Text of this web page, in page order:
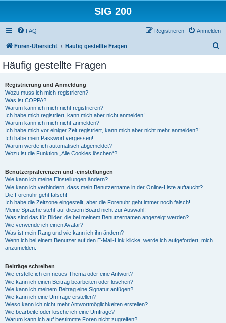
SIG 200
FAQ Anmelden
Registrieren
Foren-Übersicht Häufig gestellte Fragen
Häufig gestellte Fragen
Registrierung und Anmeldung
Wozu muss ich mich registrieren?
Was ist COPPA?
Warum kann ich mich nicht registrieren?
Ich habe mich registriert, kann mich aber nicht anmelden!
Warum kann ich mich nicht anmelden?
Ich habe mich vor einiger Zeit registriert, kann mich aber nicht mehr anmelden?!
Ich habe mein Passwort vergessen!
Warum werde ich automatisch abgemeldet?
Wozu ist die Funktion „Alle Cookies löschen“?
Benutzerpräferenzen und -einstellungen
Wie kann ich meine Einstellungen ändern?
Wie kann ich verhindern, dass mein Benutzername in der Online-Liste auftaucht?
Die Forenuhr geht falsch!
Ich habe die Zeitzone eingestellt, aber die Forenuhr geht immer noch falsch!
Meine Sprache steht auf diesem Board nicht zur Auswahl!
Was sind das für Bilder, die bei meinem Benutzernamen angezeigt werden?
Wie verwende ich einen Avatar?
Was ist mein Rang und wie kann ich ihn ändern?
Wenn ich bei einem Benutzer auf den E-Mail-Link klicke, werde ich aufgefordert, mich
anzumelden.
Beiträge schreiben
Wie erstelle ich ein neues Thema oder eine Antwort?
Wie kann ich einen Beitrag bearbeiten oder löschen?
Wie kann ich meinem Beitrag eine Signatur anfügen?
Wie kann ich eine Umfrage erstellen?
Wieso kann ich nicht mehr Antwortmöglichkeiten erstellen?
Wie bearbeite oder lösche ich eine Umfrage?
Warum kann ich auf bestimmte Foren nicht zugreifen?